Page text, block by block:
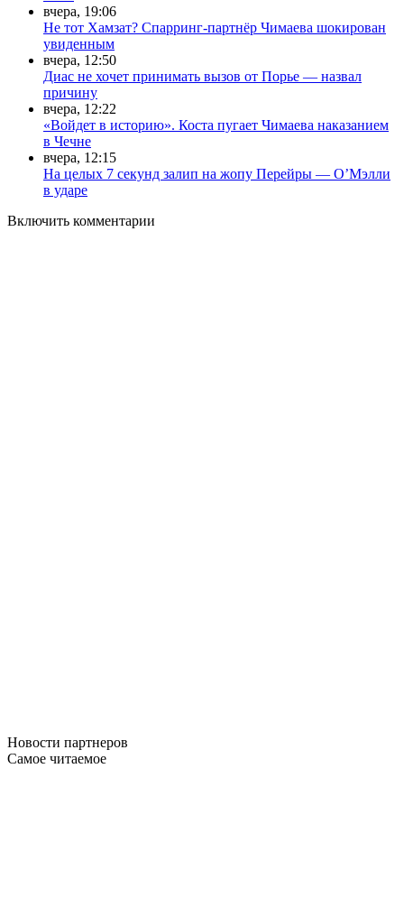
вчера, 19:06
Не тот Хамзат? Спарринг-партнёр Чимаева шокирован
увиденным
вчера, 12:50
Диас не хочет принимать вызов от Порье — назвал
причину
вчера, 12:22
«Войдет в историю». Коста пугает Чимаева наказанием
в Чечне
вчера, 12:15
На целых 7 секунд залип на жопу Перейры — О’Мэлли
в ударе
Включить комментарии
Новости партнеров
Самое читаемое